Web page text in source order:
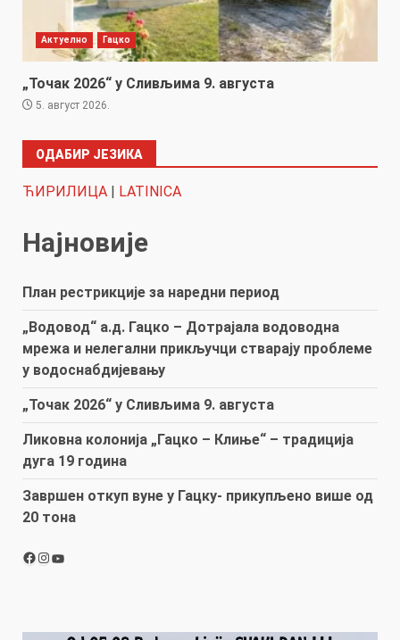
Актуелно Гацко
„Точак 2026“ у Сливљима 9. августа
5. август 2026.
ОДАБИР ЈЕЗИКА
ЋИРИЛИЦА | LATINICA
Најновије
План рестрикције за наредни период
„Водовод“ а.д. Гацко – Дотрајала водоводна
мрежа и нелегални прикључци стварају проблеме
у водоснабдијевању
„Точак 2026“ у Сливљима 9. августа
Ликовна колонија „Гацко – Клиње“ – традиција
дуга 19 година
Завршен откуп вуне у Гацку- прикупљено више од
20 тона
Facebook
Instagram
YouTube